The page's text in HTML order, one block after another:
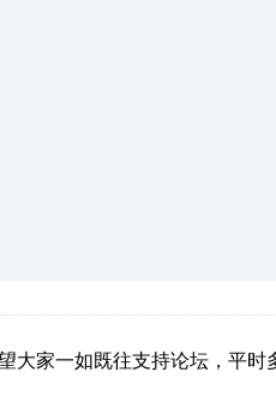
大家一如既往支持论坛，平